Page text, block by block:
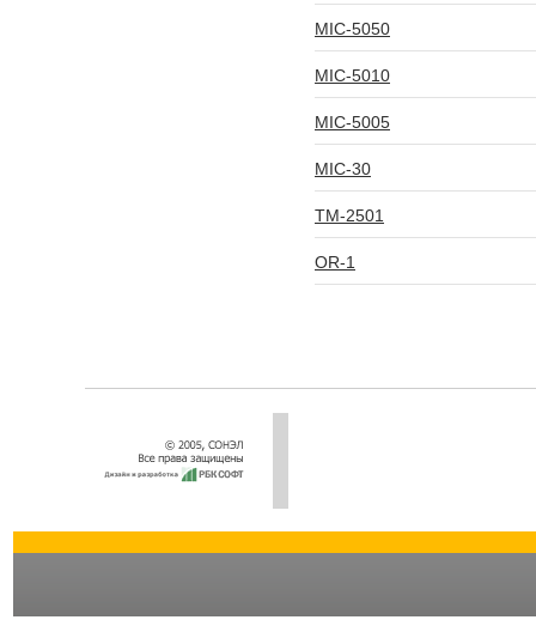
MIC-5050
MIC-5010
MIC-5005
MIC-30
TM-2501
OR-1